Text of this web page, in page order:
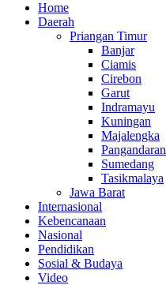
Home
Daerah
Priangan Timur
Banjar
Ciamis
Cirebon
Garut
Indramayu
Kuningan
Majalengka
Pangandaran
Sumedang
Tasikmalaya
Jawa Barat
Internasional
Kebencanaan
Nasional
Pendidikan
Sosial & Budaya
Video